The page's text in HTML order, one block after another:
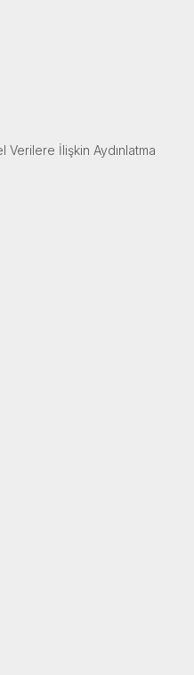
Verilere İlişkin Aydınlatma